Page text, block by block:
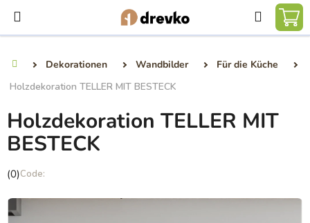
Inhalt
springen
Suchen
Dekorationen Wandbilder
Für die Küche
Holzdekoration TELLER MIT BESTECK
Holzdekoration TELLER MIT
BESTECK
Die
Produktbewertung
ist
(0)